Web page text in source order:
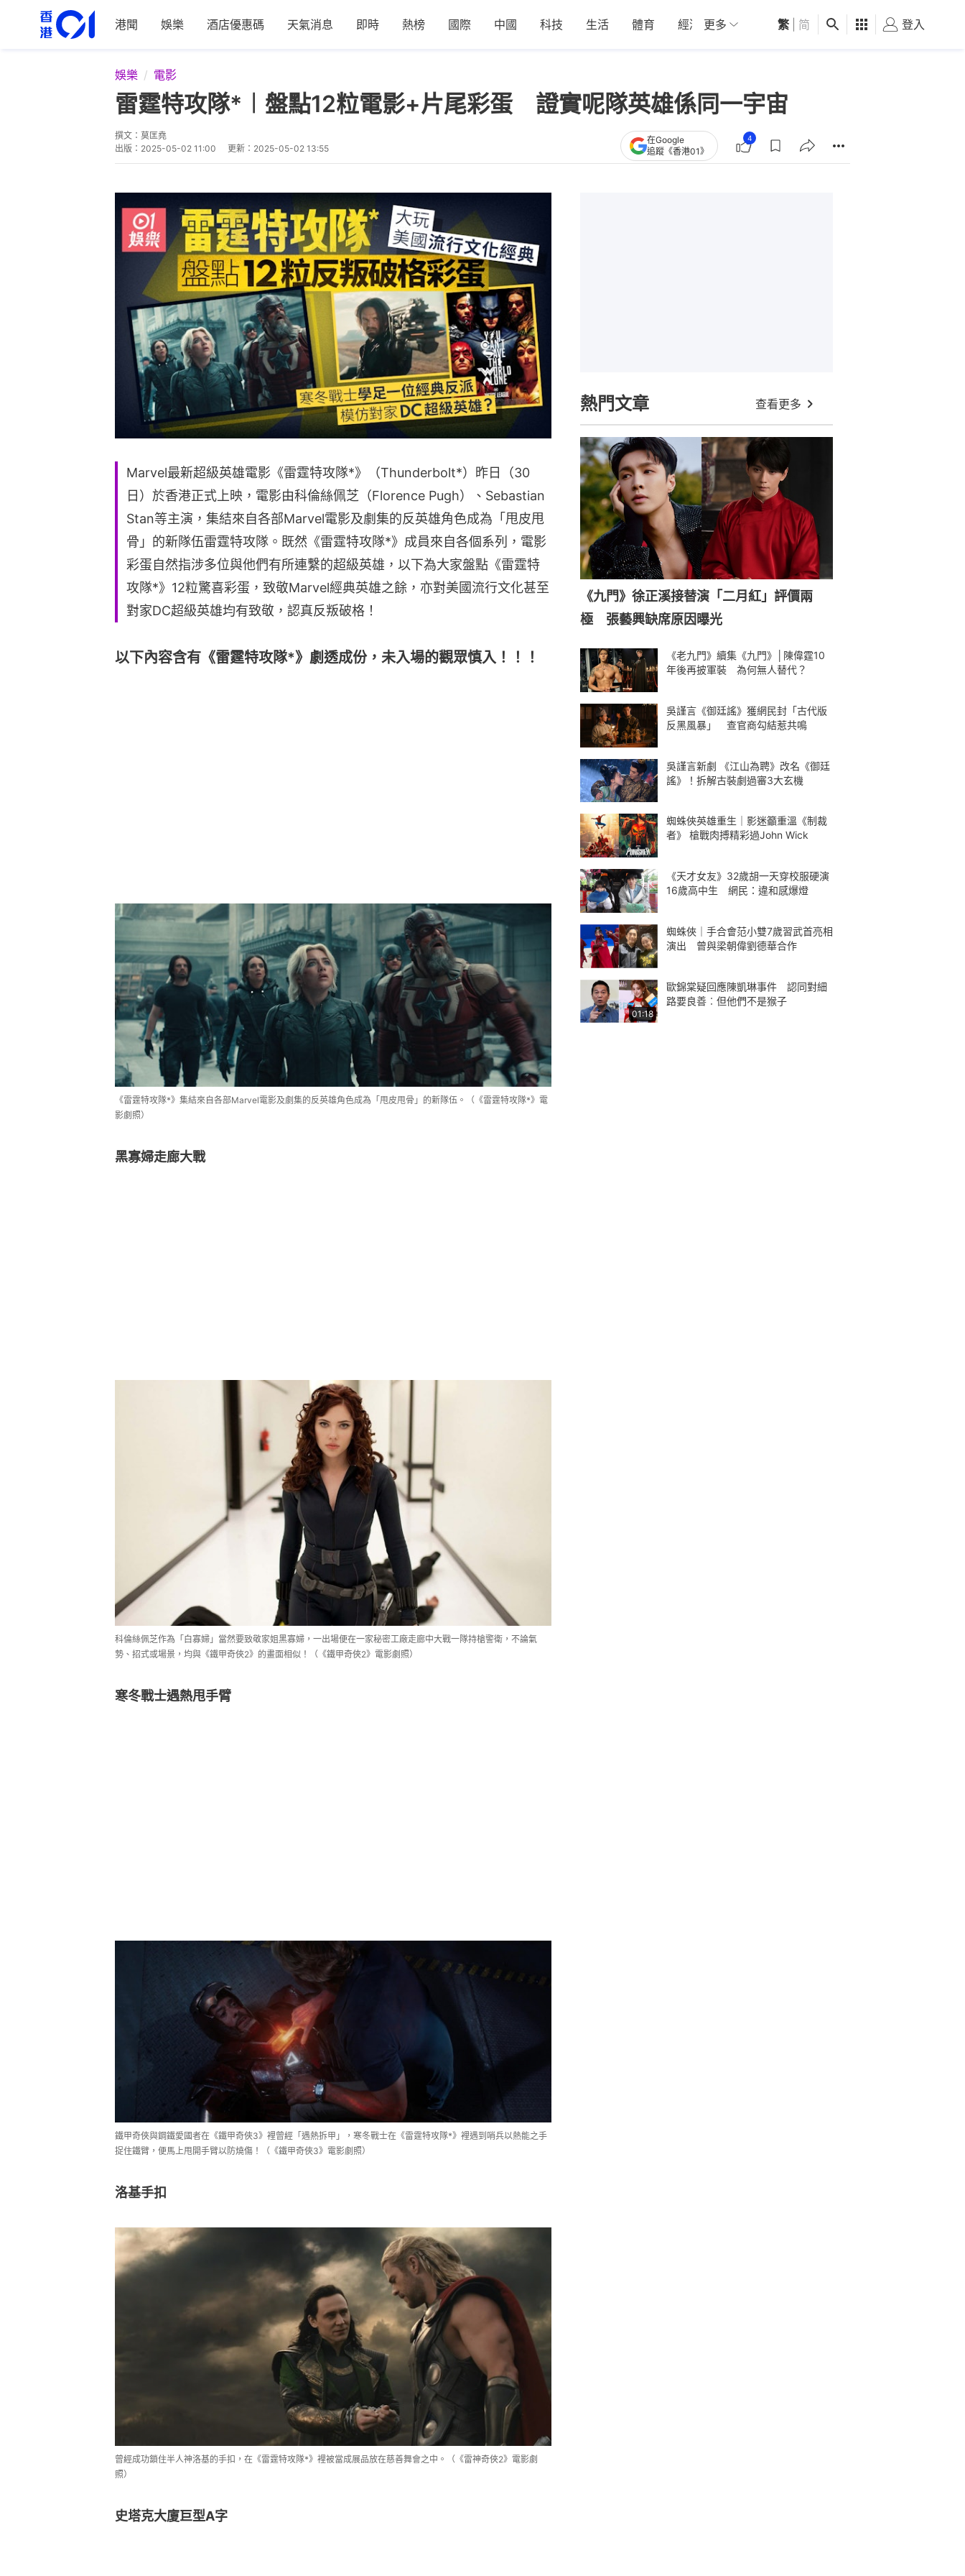
港聞 娛樂 酒店優惠碼 天氣消息 即時 熱榜 國際 中國 科技 生活 體育 經濟 01深圳 觀點 健康 好食玩飛
更多 繁 简 登入
娛樂 電影
雷霆特攻隊*︱盤點12粒電影+片尾彩蛋 證實呢隊英雄係同一宇宙
撰文： 莫匡堯
出版： 2025-05-02 11:00 更新： 2025-05-02 13:55
在Google
追蹤《香港01》
4
Marvel最新超級英雄電影《雷霆特攻隊*》（Thunderbolt*）昨日（30
日）於香港正式上映，電影由科倫絲佩芝（Florence Pugh）、Sebastian
Stan等主演，集結來自各部Marvel電影及劇集的反英雄角色成為「甩皮甩
骨」的新隊伍雷霆特攻隊。既然《雷霆特攻隊*》成員來自各個系列，電影
彩蛋自然指涉多位與他們有所連繫的超級英雄，以下為大家盤點《雷霆特
攻隊*》12粒驚喜彩蛋，致敬Marvel經典英雄之餘，亦對美國流行文化甚至
對家DC超級英雄均有致敬，認真反叛破格！
以下內容含有《雷霆特攻隊*》劇透成份，未入場的觀眾慎入！！！
《雷霆特攻隊*》集結來自各部Marvel電影及劇集的反英雄角色成為「甩皮甩骨」的新隊伍。（《雷霆特攻隊*》電
影劇照）
黑寡婦走廊大戰
科倫絲佩芝作為「白寡婦」當然要致敬家姐黑寡婦，一出場便在一家秘密工廠走廊中大戰一隊持槍警衛，不論氣
勢、招式或場景，均與《鐵甲奇俠2》的畫面相似！（《鐵甲奇俠2》電影劇照）
寒冬戰士遇熱甩手臂
鐵甲奇俠與鋼鐵愛國者在《鐵甲奇俠3》裡曾經「遇熱拆甲」，寒冬戰士在《雷霆特攻隊*》裡遇到哨兵以熱能之手
捉住鐵臂，便馬上甩開手臂以防燒傷！（《鐵甲奇俠3》電影劇照）
洛基手扣
曾經成功鎖住半人神洛基的手扣，在《雷霆特攻隊*》裡被當成展品放在慈善舞會之中。（《雷神奇俠2》電影劇
照）
史塔克大廈巨型A字
熱門文章 查看更多
《九門》徐正溪接替演「二月紅」評價兩
極 張藝興缺席原因曝光
《老九門》續集《九門》│陳偉霆10
年後再披軍裝 為何無人替代？
吳謹言《御廷謠》獲網民封「古代版
反黑風暴」 查官商勾結惹共鳴
吳謹言新劇 《江山為聘》改名《御廷
謠》！拆解古裝劇過審3大玄機
蜘蛛俠英雄重生｜影迷籲重溫《制裁
者》 槍戰肉搏精彩過John Wick
《天才女友》32歲胡一天穿校服硬演
16歲高中生 網民：違和感爆燈
蜘蛛俠｜手合會范小雙7歲習武首亮相
演出 曾與梁朝偉劉德華合作
01:18
歐錦棠疑回應陳凱琳事件 認同對細
路要良善︰但他們不是猴子